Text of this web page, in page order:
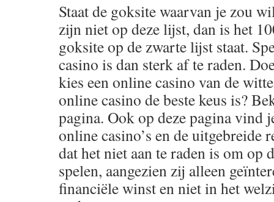
Staat de goksite waarvan je zou
zijn niet op deze lijst, dan is het
goksite op de zwarte lijst staat.
casino is dan sterk af te raden.
kies een online casino van de
online casino de beste keus is?
pagina. Ook op deze pagina vind
online casino’s en de uitgebreide
dat het niet aan te raden is om op
spelen, aangezien zij alleen
financiële winst en niet in het